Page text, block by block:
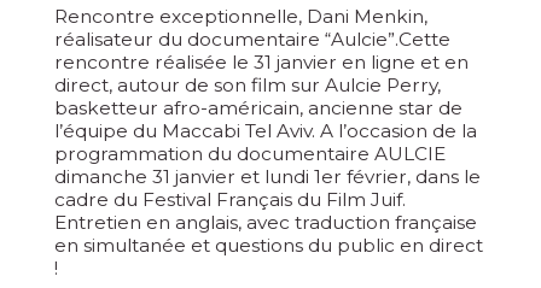
Rencontre exceptionnelle, Dani Menkin,
réalisateur du documentaire “Aulcie”.Cette
rencontre réalisée le 31 janvier en ligne et en
direct, autour de son film sur Aulcie Perry,
basketteur afro-américain, ancienne star de
l’équipe du Maccabi Tel Aviv. A l’occasion de la
programmation du documentaire AULCIE
dimanche 31 janvier et lundi 1er février, dans le
cadre du Festival Français du Film Juif.
Entretien en anglais, avec traduction française
en simultanée et questions du public en direct
!